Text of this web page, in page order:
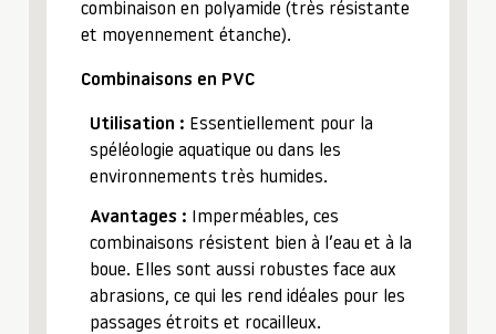
combinaison en polyamide (très résistante
et moyennement étanche).
Combinaisons en PVC
Utilisation : Essentiellement pour la
spéléologie aquatique ou dans les
environnements très humides.
Avantages : Imperméables, ces
combinaisons résistent bien à l’eau et à la
boue. Elles sont aussi robustes face aux
abrasions, ce qui les rend idéales pour les
passages étroits et rocailleux.